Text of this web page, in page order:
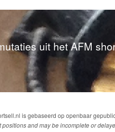
uit het AFM
is gebaseerd op openbaar
and may be incomplete or